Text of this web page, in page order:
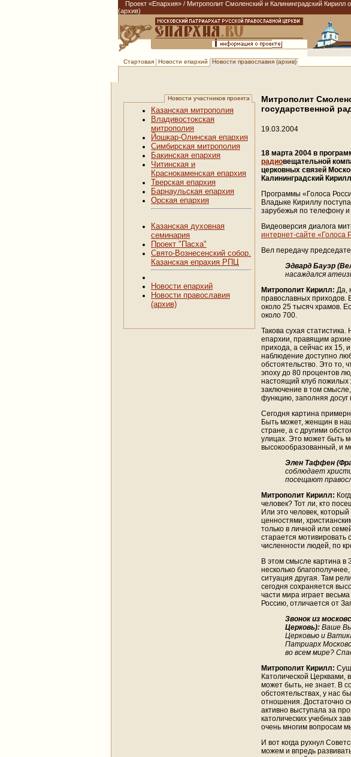
Проект «Епархия» / Митрополит Смоленский и Калининградский Кирилл
(архив)
Стартовая Новости епархий Новости православия (архив)
Новости участников проекта
Казанская митрополия
Владивостокская
митрополия
Йошкар-Олинская епархия
Симбирская митрополия
Бакинская епархия
Читинская и
Краснокаменская епархия
Тверская епархия
Барнаульская епархия
Орская епархия
Казанская духовная
семинария
Проект "Пасха"
Свято-Вознесенский собор.
Казанская епрахия РПЦ
Новости епархий
Новости православия
(архив)
Митрополит
государственной
19.03.2004
18 марта 2004 в
радиовещательной
церковных связей
Калининградский
Программы «Голоса
Владыке Кириллу
зарубежья по телефону и
Видеоверсия диалога
интернет-сайте «Голоса
Вел передачу
Эдвард Бауэр
насаждался
Митрополит Кирилл: Да,
православных приходов.
около 25 тысяч храмов.
около 700.
Такова сухая
епархии, правящим
прихода, а сейчас их 15,
наблюдение доступно
обстоятельство. Это то,
эпоху до 80 процентов
настоящий клуб пожилых
заключение в том
функцию, заполняя досуг
Сегодня картина
Быть может, женщин в
стране, а с другими
улицах. Это может быть
высокообразованный, и
Элен Таффен
соблюдает
посещают
Митрополит Кирилл:
человек? Тот ли, кто
Или это человек,
ценностями,
только в личной или
старается мотивировать
численности людей, по
В этом смысле картина в
несколько
ситуация другая. Там
сегодня сохраняется
части мира играет
Россию, отличается от
Звонок из
Церковь): Ваше
Церковью и
Патриарх
во всем мире?
Митрополит Кирилл:
Католической Церквами,
может быть, не знает. В
обстоятельствах, у нас
отношения. Достаточно
активно выступала за
католических учебных
очень многим вопросам
И вот когда рухнул
можем и впредь